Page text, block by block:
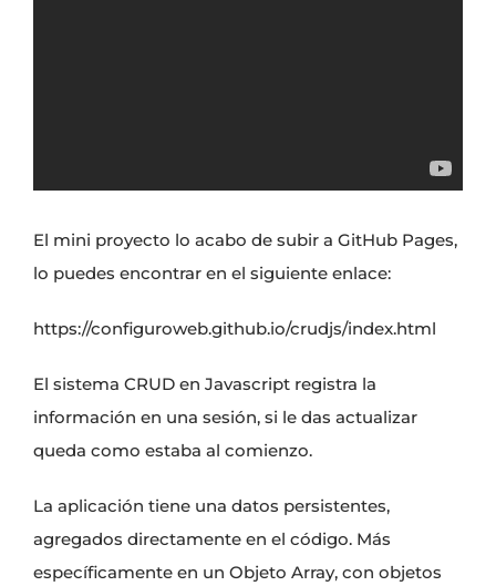
El mini proyecto lo acabo de subir a GitHub Pages,
lo puedes encontrar en el siguiente enlace:
https://configuroweb.github.io/crudjs/index.html
El sistema CRUD en Javascript registra la
información en una sesión, si le das actualizar
queda como estaba al comienzo.
La aplicación tiene una datos persistentes,
agregados directamente en el código. Más
específicamente en un Objeto Array, con objetos